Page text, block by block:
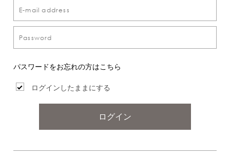
パスワードをお忘れの方はこちら
ログインしたままにする
ログイン